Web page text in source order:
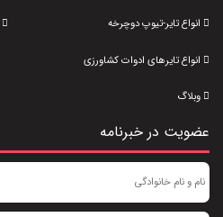
انواع تایر-تیوپ دوچرخه
انواع تایرهای ادوات کشاورزی
وبلاگ
عضویت در خبرنامه